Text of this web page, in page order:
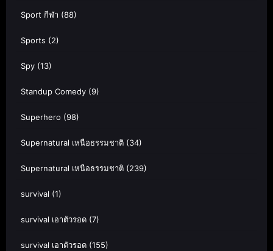
Sport กีฬา (88)
Sports (2)
Spy (13)
Standup Comedy (9)
Superhero (98)
Supernatural เหนือธรรมชาติ (34)
Supernatural เหนือธรรมชาติ (239)
survival (1)
survival เอาตัวรอด (7)
survival เอาตัวรอด (155)